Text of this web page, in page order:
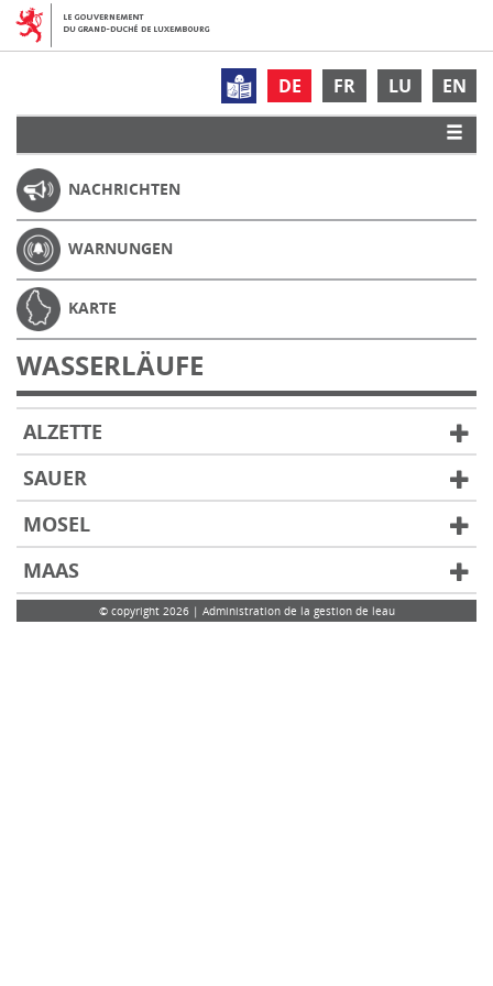
DE FR LU EN
NACHRICHTEN
WARNUNGEN
KARTE
WASSERLÄUFE
ALZETTE
SAUER
MOSEL
MAAS
© copyright 2026 | Administration de la gestion de leau